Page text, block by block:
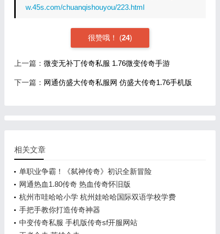
w.45s.com/chuanqishouyou/223.html
很赞哦！ (24)
上一篇： 微变无补丁传奇私服 1.76微变传奇手游
下一篇： 网通仿盛大传奇私服网 仿盛大传奇1.76手机版
相关文章
单职业争霸！《弑神传奇》初识全新冒险
网通热血1.80传奇 热血传奇怀旧版
杭州市哇哈哈小学 杭州娃哈哈国际双语学校学费
手把手教你打造传奇神器
中变传奇私服 手机版传奇sf开服网站